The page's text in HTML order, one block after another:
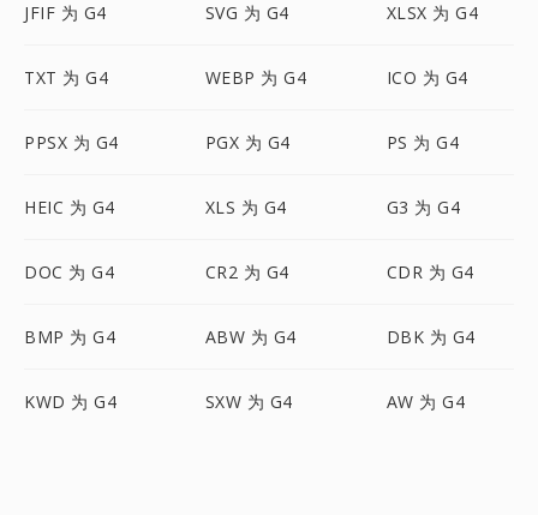
JFIF 为 G4 SVG 为 G4 XLSX 为 G4
TXT 为 G4 WEBP 为 G4 ICO 为 G4
PPSX 为 G4 PGX 为 G4 PS 为 G4
HEIC 为 G4 XLS 为 G4 G3 为 G4
DOC 为 G4 CR2 为 G4 CDR 为 G4
BMP 为 G4 ABW 为 G4 DBK 为 G4
KWD 为 G4 SXW 为 G4 AW 为 G4